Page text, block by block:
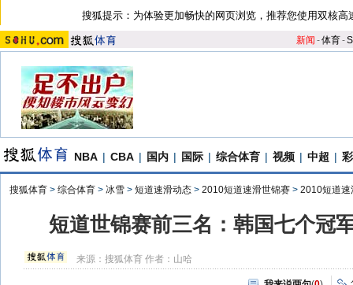
搜狐提示：为体验更加畅快的网页浏览，推荐您使用双核高
新闻 -体育-S
NBA | CBA | 国内 | 国际 | 综合体育 | 视频 | 中超 |
搜狐体育 > 综合体育 > 冰雪 > 短道速滑动态 > 2010短道速滑世锦赛 > 2010短道速
短道世锦赛前三名：韩国七个冠
来源：搜狐体育 作者：山哈